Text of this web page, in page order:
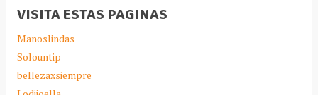
VISITA ESTAS PAGINAS
Manoslindas
Solountip
bellezaxsiempre